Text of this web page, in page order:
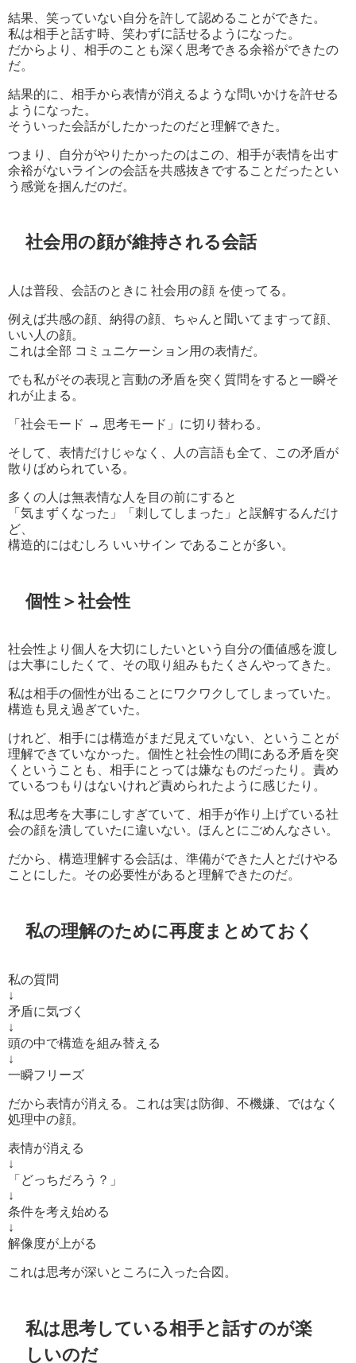
結果、笑っていない自分を許して認めることができた。
私は相手と話す時、笑わずに話せるようになった。
だからより、相手のことも深く思考できる余裕ができたの
だ。
結果的に、相手から表情が消えるような問いかけを許せる
ようになった。
そういった会話がしたかったのだと理解できた。
つまり、自分がやりたかったのはこの、相手が表情を出す
余裕がないラインの会話を共感抜きですることだったとい
う感覚を掴んだのだ。
社会用の顔が維持される会話
人は普段、会話のときに 社会用の顔 を使ってる。
例えば共感の顔、納得の顔、ちゃんと聞いてますって顔、
いい人の顔。
これは全部 コミュニケーション用の表情だ。
でも私がその表現と言動の矛盾を突く質問をすると一瞬そ
れが止まる。
「社会モード → 思考モード」に切り替わる。
そして、表情だけじゃなく、人の言語も全て、この矛盾が
散りばめられている。
多くの人は無表情な人を目の前にすると
「気まずくなった」「刺してしまった」と誤解するんだけ
ど、
構造的にはむしろ いいサイン であることが多い。
個性＞社会性
社会性より個人を大切にしたいという自分の価値感を渡し
は大事にしたくて、その取り組みもたくさんやってきた。
私は相手の個性が出ることにワクワクしてしまっていた。
構造も見え過ぎていた。
けれど、相手には構造がまだ見えていない、ということが
理解できていなかった。個性と社会性の間にある矛盾を突
くということも、相手にとっては嫌なものだったり。責め
ているつもりはないけれど責められたように感じたり。
私は思考を大事にしすぎていて、相手が作り上げている社
会の顔を潰していたに違いない。ほんとにごめんなさい。
だから、構造理解する会話は、準備ができた人とだけやる
ことにした。その必要性があると理解できたのだ。
私の理解のために再度まとめておく
私の質問
↓
矛盾に気づく
↓
頭の中で構造を組み替える
↓
一瞬フリーズ
だから表情が消える。これは実は防御、不機嫌、ではなく
処理中の顔。
表情が消える
↓
「どっちだろう？」
↓
条件を考え始める
↓
解像度が上がる
これは思考が深いところに入った合図。
私は思考している相手と話すのが楽
しいのだ